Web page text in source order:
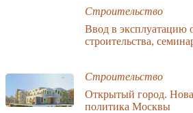
Строительство
Ввод в эксплуатацию
строительства,
Строительство
Открытый город.
политика Москвы